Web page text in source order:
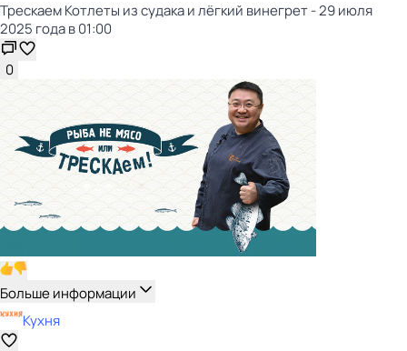
Трескаем Котлеты из судака и лёгкий винегрет - 29 июля
2025 года в 01:00
0
Больше информации
Кухня